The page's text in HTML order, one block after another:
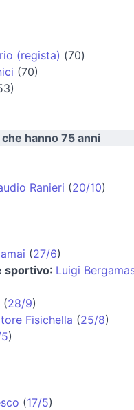
(regista) (70)
(70)
hanno 75 anni
Ranieri (20/10)
(27/6)
sportivo: Luigi
(28/9)
Fisichella (25/8)
)
(17/5)